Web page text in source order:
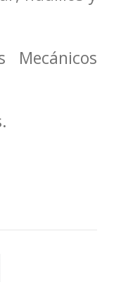
Mecánicos